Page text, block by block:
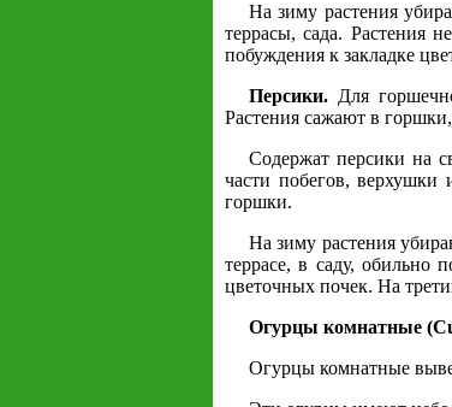
На зиму растения
террасы, сада. Растения
побуждения к закладке
Персики. Для
Растения сажают в
Содержат персики на
части побегов,
горшки.
На зиму растения
террасе, в саду,
цветочных почек. На
Огурцы комнатные
Огурцы комнатные